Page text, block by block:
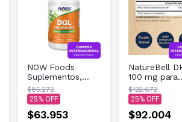
NOW Foods
Suplementos,
DGL con Aloe
Vera (regaliz
$85.272
25
$63.953
NatureBell
100 mg para
hombres y
mujeres, 240
$122.672
25
$92.004